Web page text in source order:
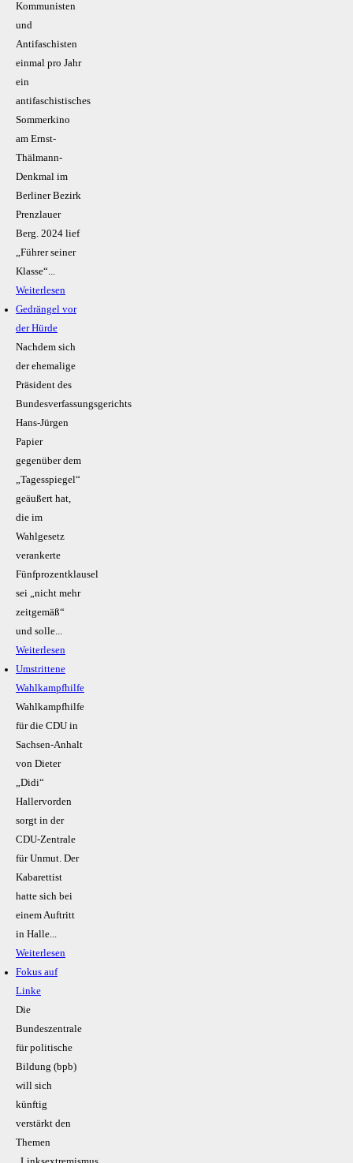
Kommunisten
und
Antifaschisten
einmal pro Jahr
ein
antifaschistisches
Sommerkino
am Ernst-
Thälmann-
Denkmal im
Berliner Bezirk
Prenzlauer
Berg. 2024 lief
„Führer seiner
Klasse“...
Weiterlesen
Gedrängel vor
der Hürde
Nachdem sich
der ehemalige
Präsident des
Bundesverfassungsgerichts
Hans-Jürgen
Papier
gegenüber dem
„Tagesspiegel“
geäußert hat,
die im
Wahlgesetz
verankerte
Fünfprozentklausel
sei „nicht mehr
zeitgemäß“
und solle...
Weiterlesen
Umstrittene
Wahlkampfhilfe
Wahlkampfhilfe
für die CDU in
Sachsen-Anhalt
von Dieter
„Didi“
Hallervorden
sorgt in der
CDU-Zentrale
für Unmut. Der
Kabarettist
hatte sich bei
einem Auftritt
in Halle...
Weiterlesen
Fokus auf
Linke
Die
Bundeszentrale
für politische
Bildung (bpb)
will sich
künftig
verstärkt den
Themen